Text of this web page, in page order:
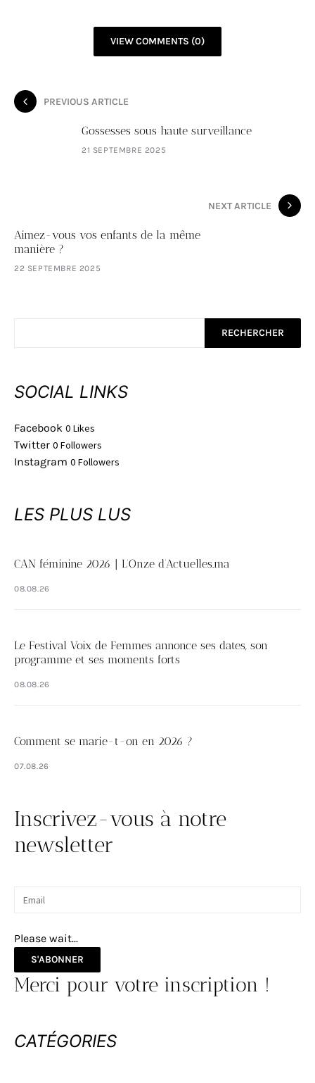
VIEW COMMENTS (0)
PREVIOUS ARTICLE
Gossesses sous haute surveillance
21 SEPTEMBRE 2025
NEXT ARTICLE
Aimez-vous vos enfants de la même
manière ?
22 SEPTEMBRE 2025
RECHERCHER
SOCIAL LINKS
Facebook 0 Likes
Twitter 0 Followers
Instagram 0 Followers
LES PLUS LUS
CAN féminine 2026 | L’Onze d’Actuelles.ma
08.08.26
Le Festival Voix de Femmes annonce ses dates, son
programme et ses moments forts
08.08.26
Comment se marie-t-on en 2026 ?
07.08.26
Inscrivez-vous à notre
newsletter
Please wait...
S'ABONNER
Merci pour votre inscription !
CATÉGORIES